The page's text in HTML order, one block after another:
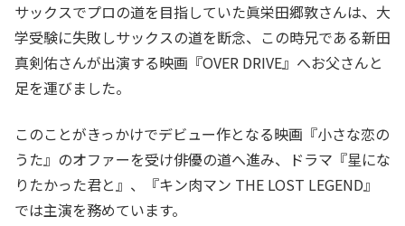
サックスでプロの道を目指していた眞栄田郷敦さんは、大
学受験に失敗しサックスの道を断念、この時兄である新田
真剣佑さんが出演する映画『OVER DRIVE』へお父さんと
足を運びました。
このことがきっかけでデビュー作となる映画『小さな恋の
うた』のオファーを受け俳優の道へ進み、ドラマ『星にな
りたかった君と』、『キン肉マン THE LOST LEGEND』
では主演を務めています。